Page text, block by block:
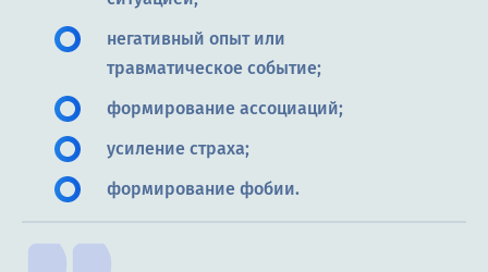
негативный опыт или
травматическое событие;
формирование ассоциаций;
усиление страха;
формирование фобии.